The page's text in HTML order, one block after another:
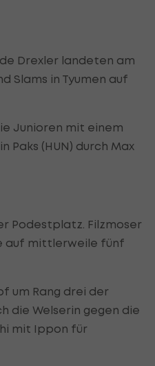
Drexler landeten am
Slams in Tyumen auf
Junioren mit einem
Paks (HUN) durch Max
Podestplatz. Filzmoser
auf mittlerweile fünf
um Rang drei der
die Welserin gegen die
mit Ippon für